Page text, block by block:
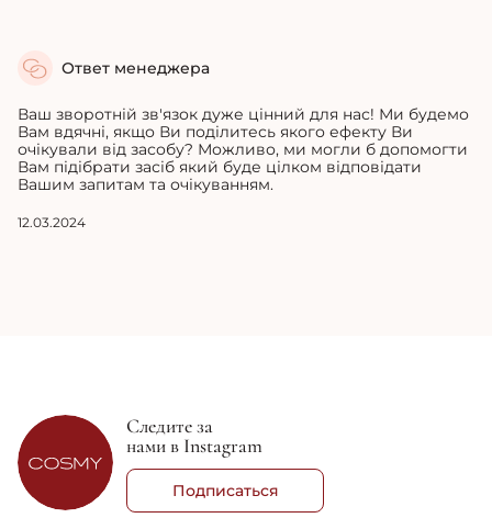
Ответ менеджера
Ваш зворотній зв'язок дуже цінний для нас! Ми будемо
Вам вдячні, якщо Ви поділитесь якого ефекту Ви
очікували від засобу? Можливо, ми могли б допомогти
Вам підібрати засіб який буде цілком відповідати
Вашим запитам та очікуванням.
12.03.2024
Следите за
нами в Instagram
Подписаться